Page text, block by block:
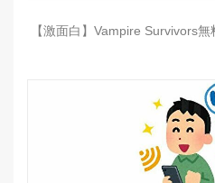
【激面白】Vampire Survivors